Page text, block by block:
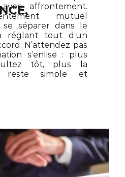
affrontement.
mutuel
séparer dans le
réglant tout d’un
N’attendez pas
s’enlise : plus
tôt, plus la
reste simple et